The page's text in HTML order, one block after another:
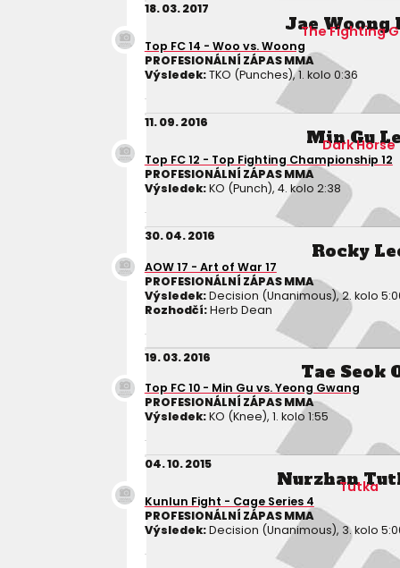
18. 03. 2017
Jae Woong
The Fighting
Top FC 14 - Woo vs. Woong
PROFESIONÁLNÍ ZÁPAS MMA
Výsledek:TKO (Punches), 1. kolo 0:36
11. 09. 2016
Min Gu
Dark Horse
Top FC 12 - Top Fighting Championship 12
PROFESIONÁLNÍ ZÁPAS MMA
Výsledek:KO (Punch), 4. kolo 2:38
30. 04. 2016
Rocky
AOW 17 - Art of War 17
PROFESIONÁLNÍ ZÁPAS MMA
Výsledek:Decision (Unanimous), 2. kolo
Rozhodčí:Herb Dean
19. 03. 2016
Tae Seok
Top FC 10 - Min Gu vs. Yeong Gwang
PROFESIONÁLNÍ ZÁPAS MMA
Výsledek:KO (Knee), 1. kolo 1:55
04. 10. 2015
NurzhanTutka
Kunlun Fight - Cage Series 4
PROFESIONÁLNÍ ZÁPAS MMA
Výsledek:Decision (Unanimous), 3. kolo